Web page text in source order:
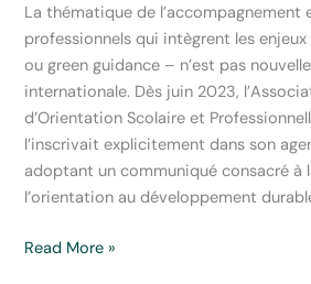
La thématique de l’accompagnement
professionnels qui intègrent les
ou green guidance – n’est pas
internationale. Dès juin 2023,
d’Orientation Scolaire et
l’inscrivait explicitement dans son
adoptant un communiqué consacré
l’orientation au développement
Communiqué
Read More »